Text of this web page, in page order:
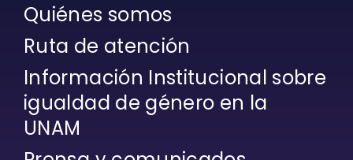
Quiénes somos
Ruta de atención
Información Institucional sobre
igualdad de género en la
UNAM